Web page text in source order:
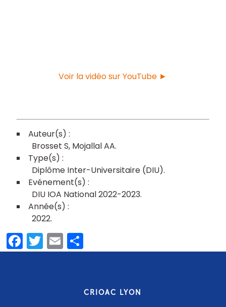
Voir la vidéo sur YouTube ►
Brosset S Mojallal AA
Diplôme Inter-Universitaire (DIU)
DIU IOA National 2022-2023
2022
Facebook
Twitter
EmailPartager
CRIOAC LYON